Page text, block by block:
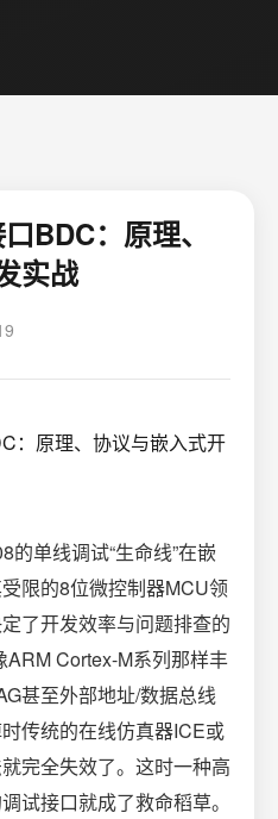
BDC：原理、
实战
的单线调试“生命线”在嵌
限的8位微控制器MCU领
了开发效率与问题排查的
Cortex-M系列那样丰
甚至外部地址/数据总线
传统的在线仿真器ICE或
完全失效了。这时一种高
试接口就成了救命稻草。